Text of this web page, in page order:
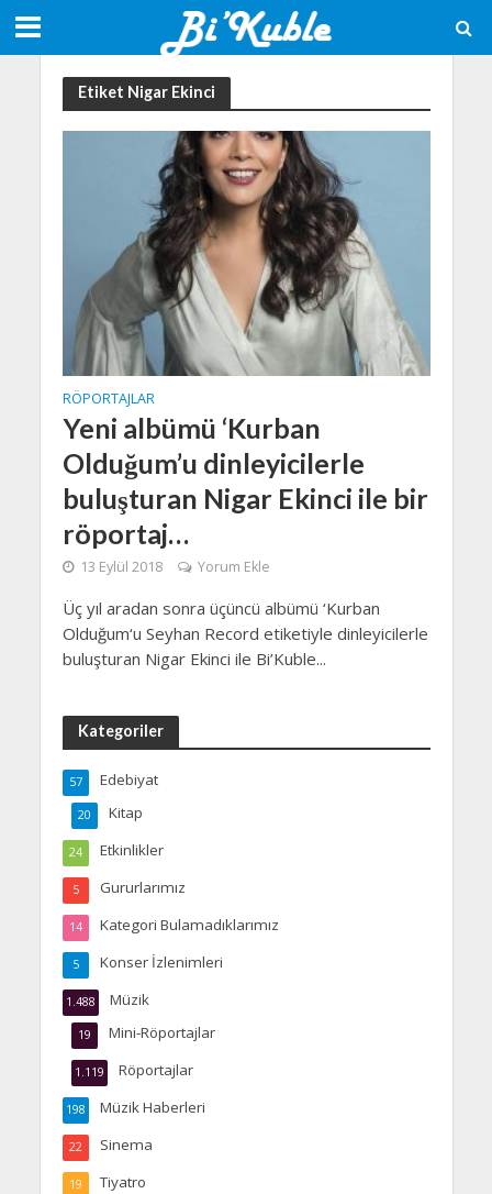
Etiket Nigar Ekinci
RÖPORTAJLAR
Yeni albümü ‘Kurban
Olduğum’u dinleyicilerle
buluşturan Nigar Ekinci ile bir
röportaj…
13 Eylül 2018 Yorum Ekle
Üç yıl aradan sonra üçüncü albümü ‘Kurban
Olduğum‘u Seyhan Record etiketiyle dinleyicilerle
buluşturan Nigar Ekinci ile Bi’Kuble...
Kategoriler
Edebiyat
57
Kitap
20
Etkinlikler
24
Gururlarımız
5
Kategori Bulamadıklarımız
14
Konser İzlenimleri
5
Müzik
1.488
Mini-Röportajlar
19
Röportajlar
1.119
Müzik Haberleri
198
Sinema
22
Tiyatro
19